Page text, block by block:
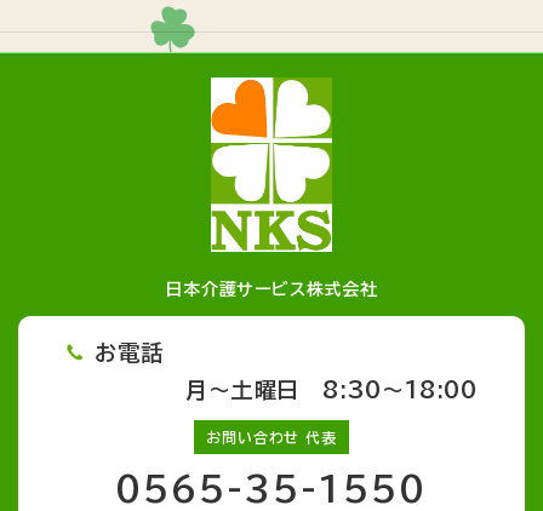
日本介護サービス株式会社
お電話
月～土曜日 8:30～18:00
お問い合わせ 代表
0565-35-1550